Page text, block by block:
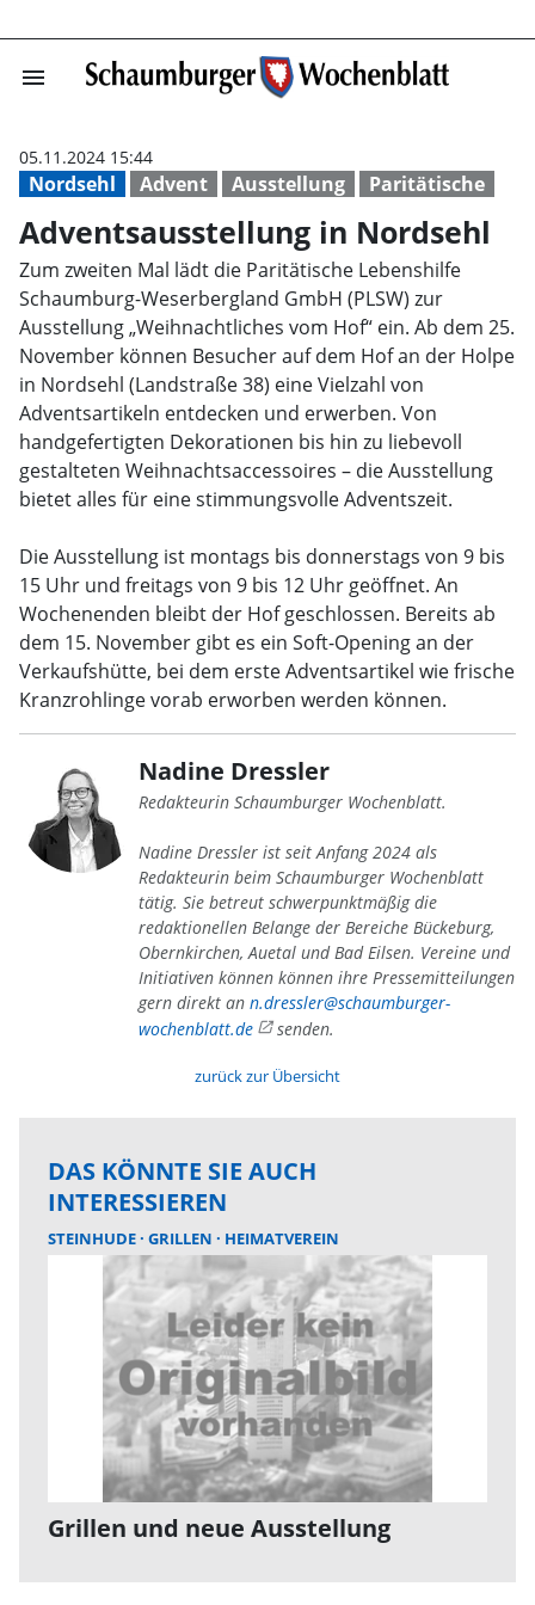
menu
Nordsehl Advent Ausstellung Paritätische
05.11.2024 15:44
Adventsausstellung in Nordsehl
Zum zweiten Mal lädt die Paritätische Lebenshilfe
Schaumburg-Weserbergland GmbH (PLSW) zur
Ausstellung „Weihnachtliches vom Hof“ ein. Ab dem 25.
November können Besucher auf dem Hof an der Holpe
in Nordsehl (Landstraße 38) eine Vielzahl von
Adventsartikeln entdecken und erwerben. Von
handgefertigten Dekorationen bis hin zu liebevoll
gestalteten Weihnachtsaccessoires – die Ausstellung
bietet alles für eine stimmungsvolle Adventszeit.
Die Ausstellung ist montags bis donnerstags von 9 bis
15 Uhr und freitags von 9 bis 12 Uhr geöffnet. An
Wochenenden bleibt der Hof geschlossen. Bereits ab
dem 15. November gibt es ein Soft-Opening an der
Verkaufshütte, bei dem erste Adventsartikel wie frische
Kranzrohlinge vorab erworben werden können.
Nadine Dressler
Redakteurin Schaumburger Wochenblatt.
Nadine Dressler ist seit Anfang 2024 als
Redakteurin beim Schaumburger Wochenblatt
tätig. Sie betreut schwerpunktmäßig die
redaktionellen Belange der Bereiche Bückeburg,
Obernkirchen, Auetal und Bad Eilsen. Vereine und
Initiativen können können ihre Pressemitteilungen
gern direkt an n.dressler@schaumburger-
wochenblatt.de
senden.
zurück zur Übersicht
DAS KÖNNTE SIE AUCH
INTERESSIEREN
STEINHUDE GRILLEN HEIMATVEREIN
Grillen und neue Ausstellung